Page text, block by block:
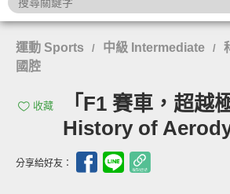
運動 Sports / 中級 Intermediate /
國腔
收藏
「F1 賽車，超越
History of
分享給好友：